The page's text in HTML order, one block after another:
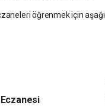
öğrenmek için